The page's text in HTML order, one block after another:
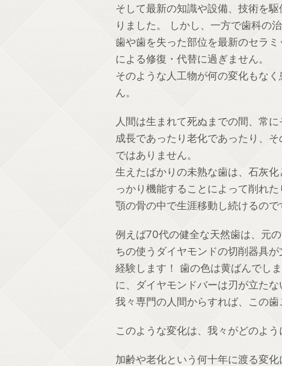
そして最新の知識や設備、技術を
りました。 しかし、一方で歯科の
歯や歯を失った部位を最新のセラ
による修復・代替に過ぎません。
そのような人工物が何の変化もな
ん。
人間は生まれて死ぬまでの間、常に
成長であったり老化であったり、
ではありません。
生えたばかりの未熟な歯は、石灰
っかり機能することによって削れ
顎の骨の中で生涯移動し続けるので
例えば70代の健全な天然歯は、元
ちの使うダイヤモンドの切削器具
経験します！ 歯の色は黄ばんでし
に、ダイヤモンドバーは刃が立たな
我々専門の人間からすれば、この
このような変化は、我々がどのよ
加齢や老化という何十年に渡る変